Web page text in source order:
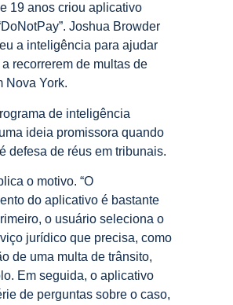
19 anos criou aplicativo
Joshua Browder
a inteligência para ajudar
recorrerem de multas de
Nova York.
de inteligência
ideia promissora quando
defesa de réus em tribunais.
o motivo. “O
do aplicativo é bastante
o usuário seleciona o
jurídico que precisa, como
de uma multa de trânsito,
Em seguida, o aplicativo
de perguntas sobre o caso,